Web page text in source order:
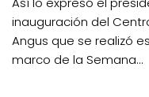
inauguración del
Angus que se realizó
marco de la Semana...